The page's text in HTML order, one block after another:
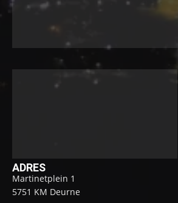
ADRES
Martinetplein 1
5751 KM Deurne